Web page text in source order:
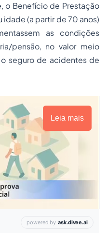
o Benefício de Prestação
idade (a partir de 70 anos)
as condições
pensão, no valor meio
segurode acidentes de
Leia mais